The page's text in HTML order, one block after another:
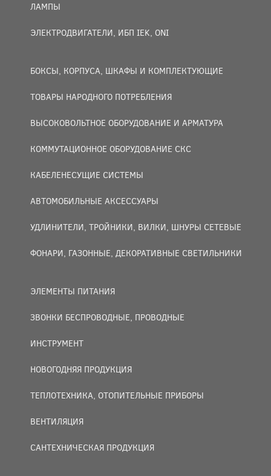
ЛАМПЫ
ЭЛЕКТРОДВИГАТЕЛИ, ИБП IEK, ONI
БОКСЫ, КОРПУСА, ШКАФЫ И КОМПЛЕКТУЮЩИЕ
ТОВАРЫ НАРОДНОГО ПОТРЕБЛЕНИЯ
ВЫСОКОВОЛЬТНОЕ ОБОРУДОВАНИЕ И АРМАТУРА
КОММУТАЦИОННОЕ ОБОРУДОВАНИЕ СКС
КАБЕЛЕНЕСУЩИЕ СИСТЕМЫ
АВТОМОБИЛЬНЫЕ АКСЕССУАРЫ
УДЛИНИТЕЛИ, ТРОЙНИКИ, ВИЛКИ, ШНУРЫ СЕТЕВЫЕ
ФОНАРИ, ГАЗОННЫЕ, ДЕКОРАТИВНЫЕ СВЕТИЛЬНИКИ
ЭЛЕМЕНТЫ ПИТАНИЯ
ЗВОНКИ БЕСПРОВОДНЫЕ, ПРОВОДНЫЕ
ИНСТРУМЕНТ
НОВОГОДНЯЯ ПРОДУКЦИЯ
ТЕПЛОТЕХНИКА, ОТОПИТЕЛЬНЫЕ ПРИБОРЫ
ВЕНТИЛЯЦИЯ
САНТЕХНИЧЕСКАЯ ПРОДУКЦИЯ